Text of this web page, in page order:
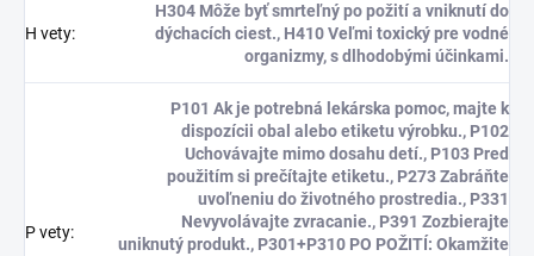
H vety:
H304 Môže byť smrteľný po požití a vniknutí do
dýchacích ciest., H410 Veľmi toxický pre vodné
organizmy, s dlhodobými účinkami.
P vety:
P101 Ak je potrebná lekárska pomoc, majte k
dispozícii obal alebo etiketu výrobku., P102
Uchovávajte mimo dosahu detí., P103 Pred
použitím si prečítajte etiketu., P273 Zabráňte
uvoľneniu do životného prostredia., P331
Nevyvolávajte zvracanie., P391 Zozbierajte
uniknutý produkt., P301+P310 PO POŽITÍ: Okamžite